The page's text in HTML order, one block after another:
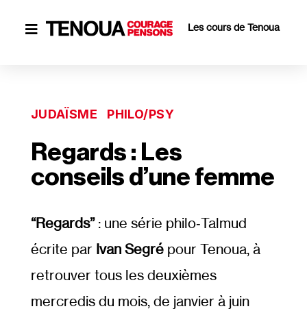
 Les cours de Tenoua
JUDAÏSME PHILO/PSY
Regards : Les
conseils d’une femme
“Regards”: une série philo‐​Talmud
écrite par Ivan Segrépour Tenoua, à
retrouver tous les deuxièmes
mercredis du mois, de janvier à juin